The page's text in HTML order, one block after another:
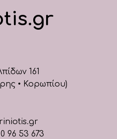
161
• Κορωπίου)
96 53 673